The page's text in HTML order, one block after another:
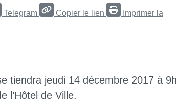
Telegram Copier le lien
Imprimer la
tiendra jeudi 14 décembre 2017 à 9h
l’Hôtel de Ville.